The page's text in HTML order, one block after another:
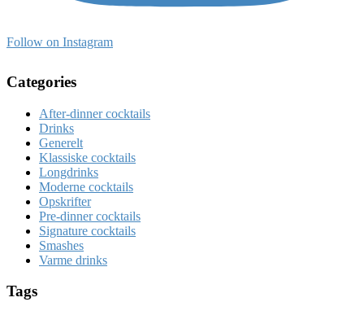
Follow on Instagram
Categories
After-dinner cocktails
Drinks
Generelt
Klassiske cocktails
Longdrinks
Moderne cocktails
Opskrifter
Pre-dinner cocktails
Signature cocktails
Smashes
Varme drinks
Tags